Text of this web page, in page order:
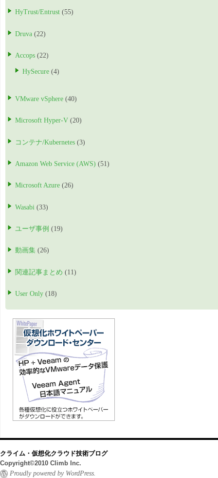
HyTrust/Entrust (55)
Druva (22)
Accops (22)
HySecure (4)
VMware vSphere (40)
Microsoft Hyper-V (20)
コンテナ/Kubernetes (3)
Amazon Web Service (AWS) (51)
Microsoft Azure (26)
Wasabi (33)
ユーザ事例 (19)
動画集 (26)
関連記事まとめ (11)
User Only (18)
クライム・仮想化クラウド技術ブログ
Copyright©2010 Climb Inc.
Proudly powered by WordPress.